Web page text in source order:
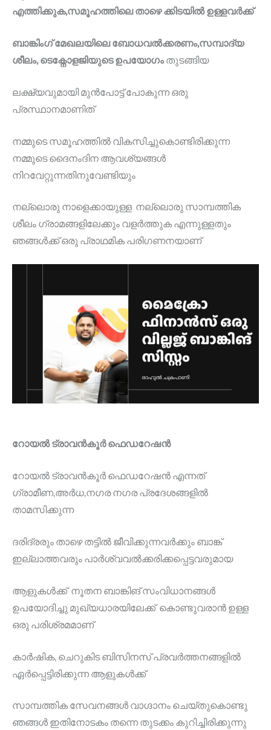
എത്തിക്കുക,സമൂഹത്തിലെ താഴെ ക്കിടയിൽ ഉള്ളവർക്ക്
ബാങ്കിംഗ് മേഖലയിലെ ബോധവൽക്കരണം,സമ്പാദ്യ
ശീലം, ടെക്നോളജിയുടെ ഉപയോഗംതുടങ്ങിയ
ലക്ഷ്യവുമായി മുൻപോട്ട് പോകുന്ന ഒരു
പ്രസ്ഥാനമാണിത്
നമ്മുടെ സമൂഹത്തിൽ വികസിച്ചുകൊണ്ടിരിക്കുന്ന
നമ്മുടെ ദൈനംദിന ആവശ്യങ്ങൾ
നിറവേറ്റുന്നതിനുവേണ്ടിയും
നല്ലൊരു നാളെക്കായുള്ള നല്ലൊരു സാമ്പത്തിക
ശീലം ഗ്രാമങ്ങളിലേക്കും വളർത്തുക എന്നുള്ളതും
ഞങ്ങൾക്ക് ഒരു പ്രാഥമിക പരിഗണനയാണ്
റോയൽ ട്രാവൻകൂർ ഫെഡറേഷൻ
റോയൽ ട്രാവൻകൂർ ഫെഡറേഷൻ എന്നത്
ഗ്രാമീണ,അർധ,നഗര നഗര പ്രദേശങ്ങളിൽ
താമസിക്കുന്ന
ദരിദ്രരും താഴെ തട്ടിൽ ജീവിക്കുന്നവർക്കും ബാങ്ക്
ഇല്ലാത്തവരും പാർശ്വവൽക്കരിക്കപ്പെട്ടവരുമായ
ആളുകൾക്ക് നൂതന ബാങ്കിങ് സംവിധാനങ്ങൾ
ഉപയോദിച്ചു മുഖ്യധാരയിലേക്ക് കൊണ്ടുവരാൻ ഉള്ള
ഒരു പരിശ്രമമാണ്
കാർഷിക, ചെറുകിട ബിസിനസ് പ്രവർത്തനങ്ങളിൽ
ഏർപ്പെട്ടിരിക്കുന്ന ആളുകൾക്ക്
സാമ്പത്തിക സേവനങ്ങൾ വാഗ്ദാനം ചെയ്തുകൊണ്ടു
ഞങ്ങൾ ഇതിനോടകം തന്നെ തുടക്കം കുറിച്ചിരിക്കുന്നു